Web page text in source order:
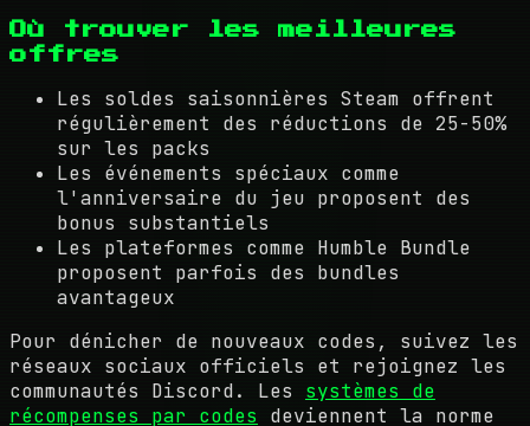
Où trouver les meilleures
offres
Les soldes saisonnières Steam offrent
régulièrement des réductions de 25-50%
sur les packs
Les événements spéciaux comme
l'anniversaire du jeu proposent des
bonus substantiels
Les plateformes comme Humble Bundle
proposent parfois des bundles
avantageux
Pour dénicher de nouveaux codes, suivez les
réseaux sociaux officiels et rejoignez les
communautés Discord. Les systèmes de
récompenses par codes deviennent la norme